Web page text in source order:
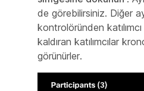
de görebilirsiniz. Diğer
kontrolöründen
kaldıran katılımcılar
görünürler.